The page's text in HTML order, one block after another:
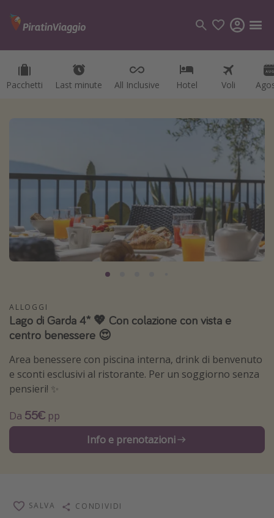
Pacchetti Last minute All Inclusive Hotel Voli
Categorie
Crociere
Tutte le destinazioni
Italia
Baleari
Egitto
Canarie
Vacanze estate 2026
ALLOGGI
Lago di Garda 4* 💖 Con colazione con vista e
centro benessere 😍
Area benessere con piscina interna, drink di benvenuto
e sconti esclusivi al ristorante. Per un soggiorno senza
pensieri! ✨
Da 55€ pp
Info e prenotazioni
SALVA CONDIVIDI